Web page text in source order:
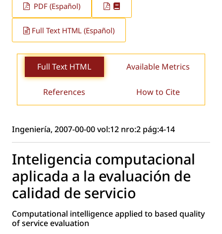
PDF (Español)
Full Text HTML (Español)
Full Text HTML Available Metrics
References How to Cite
Ingeniería, 2007-00-00 vol:12 nro:2 pág:4-14
Inteligencia computacional
aplicada a la evaluación de
calidad de servicio
Computational intelligence applied to based quality
of service evaluation